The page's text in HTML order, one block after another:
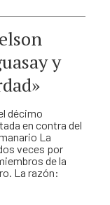
y
décimo
en contra del
La
veces por
de la
La razón: